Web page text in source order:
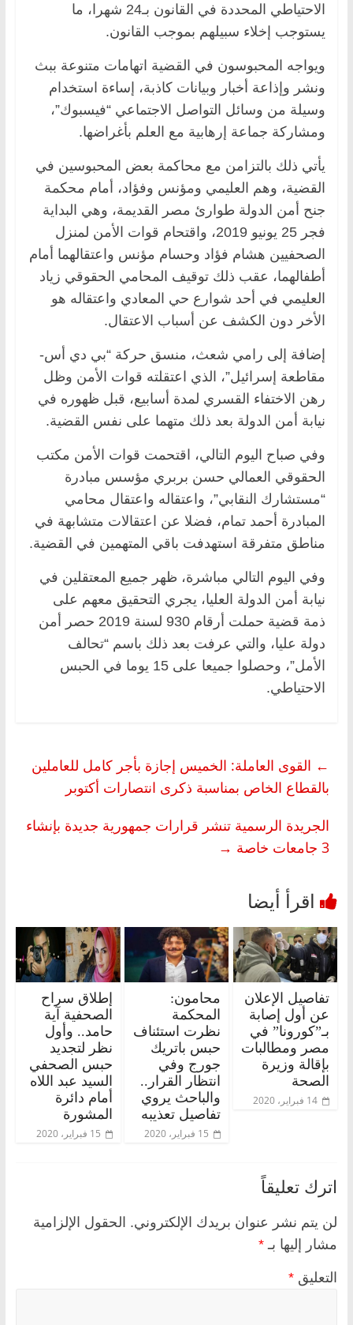
الاحتياطي المحددة في القانون بـ24 شهرا، ما
يستوجب إخلاء سبيلهم بموجب القانون.
ويواجه المحبوسون في القضية اتهامات متنوعة ببث
ونشر وإذاعة أخبار وبيانات كاذبة، إساءة استخدام
وسيلة من وسائل التواصل الاجتماعي “فيسبوك”،
ومشاركة جماعة إرهابية مع العلم بأغراضها.
يأتي ذلك بالتزامن مع محاكمة بعض المحبوسين في
القضية، وهم العليمي ومؤنس وفؤاد، أمام محكمة
جنح أمن الدولة طوارئ مصر القديمة، وهي البداية
فجر 25 يونيو 2019، واقتحام قوات الأمن لمنزل
الصحفيين هشام فؤاد وحسام مؤنس واعتقالهما أمام
أطفالهما، عقب ذلك توقيف المحامي الحقوقي زياد
العليمي في أحد شوارع حي المعادي واعتقاله هو
الأخر دون الكشف عن أسباب الاعتقال.
إضافة إلى رامي شعث، منسق حركة “بي دي أس-
مقاطعة إسرائيل”، الذي اعتقلته قوات الأمن وظل
رهن الاختفاء القسري لمدة أسابيع، قبل ظهوره في
نيابة أمن الدولة بعد ذلك متهما على نفس القضية.
وفي صباح اليوم التالي، اقتحمت قوات الأمن مكتب
الحقوقي العمالي حسن بربري مؤسس مبادرة
“مستشارك النقابي”، واعتقاله واعتقال محامي
المبادرة أحمد تمام، فضلا عن اعتقالات متشابهة في
مناطق متفرقة استهدفت باقي المتهمين في القضية.
وفي اليوم التالي مباشرة، ظهر جميع المعتقلين في
نيابة أمن الدولة العليا، يجري التحقيق معهم على
ذمة قضية حملت أرقام 930 لسنة 2019 حصر أمن
دولة عليا، والتي عرفت بعد ذلك باسم “تحالف
الأمل”، وحصلوا جميعا على 15 يوما في الحبس
الاحتياطي.
← القوى العاملة: الخميس إجازة بأجر كامل للعاملين
بالقطاع الخاص بمناسبة ذكرى انتصارات أكتوبر
الجريدة الرسمية تنشر قرارات جمهورية جديدة بإنشاء
3 جامعات خاصة
→
تفاصيل الإعلان
عن أول إصابة
بـ”كورونا” في
مصر ومطالبات
بإقالة وزيرة
الصحة
14 فبراير، 2020
محامون:
المحكمة
نظرت استئناف
حبس باتريك
جورج وفي
انتظار القرار..
والباحث يروي
تفاصيل تعذيبه
15 فبراير، 2020
إطلاق سراح
الصحفية آية
حامد.. وأول
نظر لتجديد
حبس الصحفي
السيد عبد اللاه
أمام دائرة
المشورة
15 فبراير، 2020
اترك تعليقاً
لن يتم نشر عنوان بريدك الإلكتروني. الحقول الإلزامية
مشار إليها بـ *
التعليق *